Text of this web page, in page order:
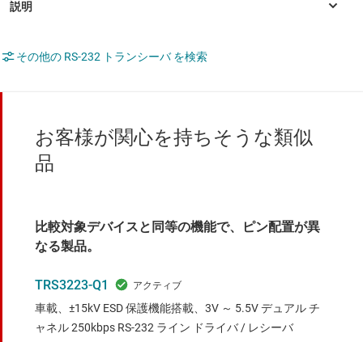
その他の RS-232 トランシーバ を検索
お客様が関心を持ちそうな類似
品
比較対象デバイスと同等の機能で、ピン配置が異
なる製品。
TRS3223-Q1
車載、±15kV ESD 保護機能搭載、3V ～ 5.5V デュアル チ
ャネル 250kbps RS-232 ライン ドライバ / レシーバ